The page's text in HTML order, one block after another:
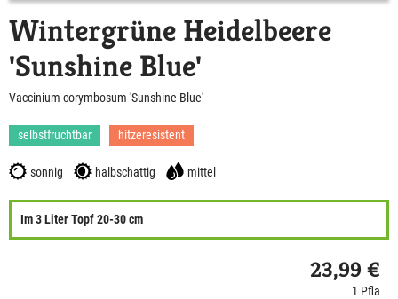
Wintergrüne Heidelbeere
'Sunshine Blue'
Vaccinium corymbosum 'Sunshine Blue'
selbstfruchtbar hitzeresistent
sonnig halbschattig mittel
Im 3 Liter Topf 20-30 cm
23,99 €
1 Pfla